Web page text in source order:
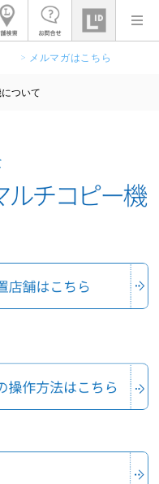
> メルマガはこちら
ついて